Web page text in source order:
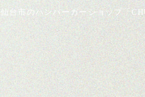
仙台市のハンバーガーショップ「